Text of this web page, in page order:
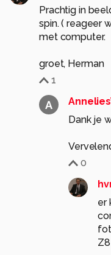
Prachtig in
spin. ( reageer
met computer.
groet, Herman
1
A
Dank je
0
er